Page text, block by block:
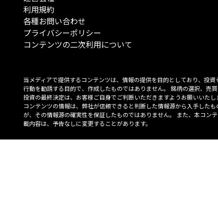
利用規約
各種お問い合わせ
プライバシーポリシー
コンテンツの二次利用について
当メディアで提供するコンテンツは、情報の提供を目的としており、投資
行動を勧誘する目的で、作成したものではありません。 銘柄の選択、売
投資の最終決定は、お客様ご自身でご判断いただきますようお願いいたし
コンテンツの情報は、弊社が信頼できると判断した情報源から入手したも
が、その情報源の確実性を保証したものではありません。 また、本コン
載内容は、予告なしに変更することがあります。